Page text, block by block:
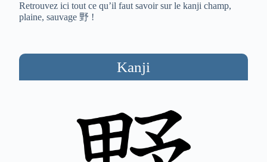
Retrouvez ici tout ce qu’il faut savoir sur le kanji champ,
plaine, sauvage 野 !
Kanji